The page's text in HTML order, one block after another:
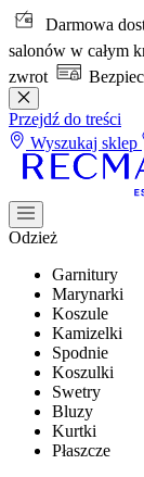
Darmowa
salonów w całym
zwrot
Przejdź do treści
Wyszukaj sklep
Odzież
Garnitury
Marynarki
Koszule
Kamizelki
Spodnie
Koszulki
Swetry
Bluzy
Kurtki
Płaszcze